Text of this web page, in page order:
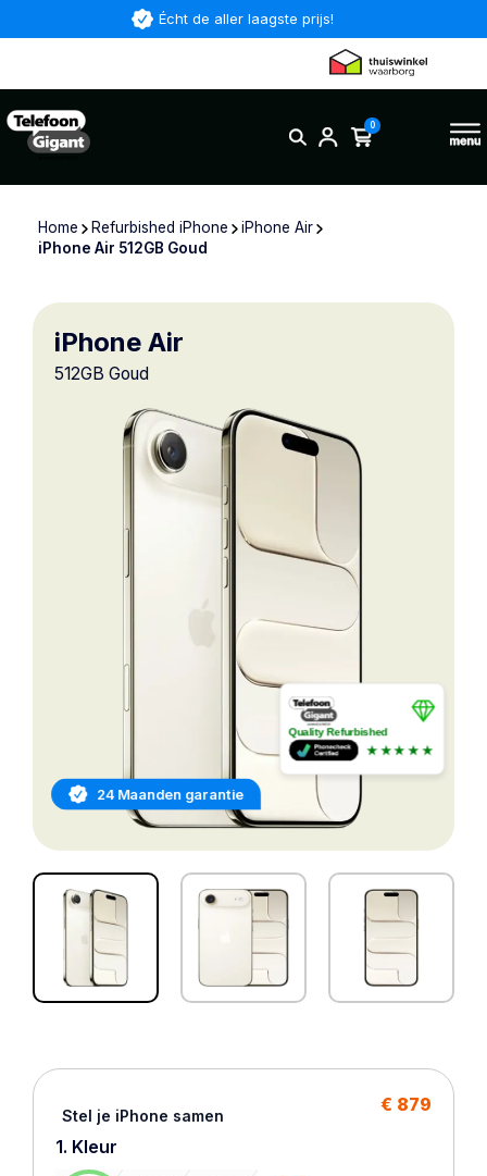
Écht de aller laagste prijs!
0
Home Refurbished iPhone
iPhone Air
iPhone Air 512GB Goud
24 Maanden garantie
iPhone Air
512GB Goud
Quality Refurbished
★★★★★
Stel je iPhone samen
€ 879
1. Kleur